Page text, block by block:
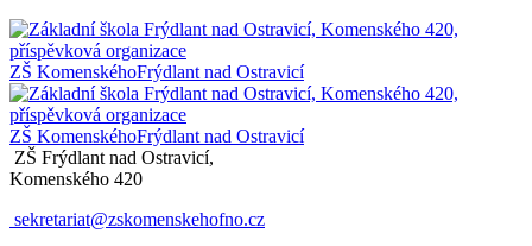
ZŠ KomenskéhoFrýdlant nad Ostravicí
ZŠ KomenskéhoFrýdlant nad Ostravicí
ZŠ Frýdlant nad Ostravicí,
Komenského 420
sekretariat@zskomenskehofno.cz